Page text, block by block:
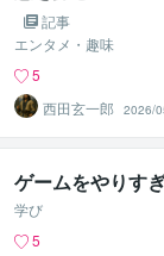
記事
エンタメ・趣味
5
西田玄一郎
2026/
ゲームをやりす
学び
5